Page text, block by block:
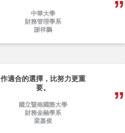
中華大學
財務管理學系
謝祥鵬
作適合的選擇，比努力更重
要。
國立暨南國際大學
財務金融學系
梁嘉俊